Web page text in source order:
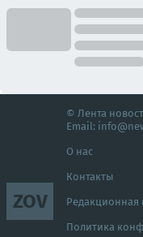
ZOV
© Лента
Email:
О нас
Контакты
Редакционная
Политика